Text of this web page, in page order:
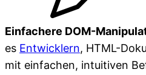
Einfachere DOM-
es Entwicklern, HTML-
mit einfachen, intuitiven